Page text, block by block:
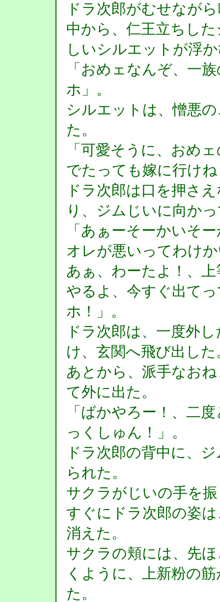
ドラ次郎がむせなが
中から、仁王立ちし
しいシルエットが浮
「おめェなんぞ、一
ホ」。
シルエットは、憎悪
た。
「可愛そうに、おめ
でたっても嫁に行け
ドラ次郎は口を押さ
り、ジムじいに向か
「あぁーそーかいそ
オレが悪いってわけ
あぁ、わーたよ！、
やるよ、今すぐ出て
ホ！」。
ドラ次郎は、一度外
け、玄関へ飛び出した
あとから、派手なお
て外に出た。
「ばかやろー！、二
っくしゅん！」。
ドラ次郎の背中に、
られた。
サクラがじいの手を
すぐにドラ次郎の姿
消えた。
サクラの頬には、先
くように、上新粉の
た。